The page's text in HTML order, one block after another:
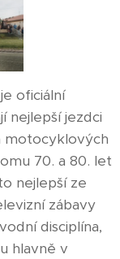
oficiální
nejlepší jezdci
motocyklových
70. a 80. let
nejlepší ze
zábavy
disciplína,
hlavně v